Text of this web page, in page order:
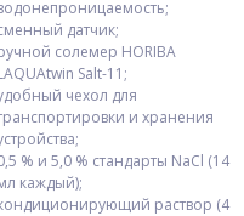
датчик;
солемер HORIBA
Salt-11;
чехол для
и хранения
% и 5,0 % стандарты NaCl (14
каждый);
раствор (4